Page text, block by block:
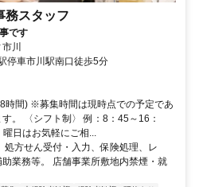
務スタッフ
です
川
停車市川駅南口徒歩5分
時間) ※募集時間は現時点での予定であ
。 〈シフト制〉 例：8：45～16：
日はお気軽にご相...
方せん受付・入力、保険処理、レ
業務等。 店舗事業所敷地内禁煙・就